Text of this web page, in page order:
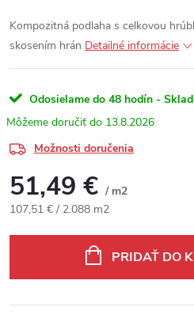
Kompozitná podlaha s celkovou
skosením hrán Detailné informácie
Odosielame do 48 hodín -
13.8.2026
Možnosti doručenia
51,49 € / m2
Jednotková cena:
107,51 € / 2.088 m2
PRIDAŤ DO